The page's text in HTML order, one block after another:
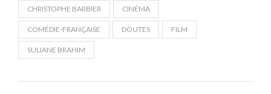
CHRISTOPHE BARBIER CINÉMA
COMÉDIE-FRANÇAISE DOUTES FILM
SULIANE BRAHIM